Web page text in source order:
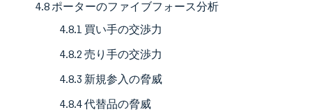
4.8 ポーターのファイブフォース分析
4.8.1 買い手の交渉力
4.8.2 売り手の交渉力
4.8.3 新規参入の脅威
4.8.4 代替品の脅威